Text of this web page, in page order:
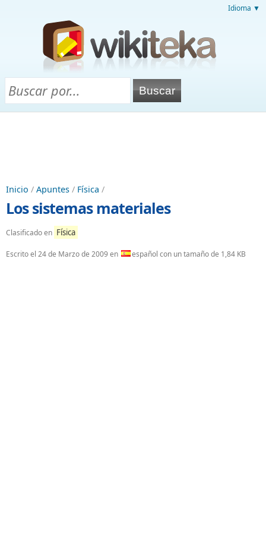
Idioma ▼
Inicio / Apuntes / Física /
Los sistemas materiales
Clasificado en Física
Escrito el 24 de Marzo de 2009en español con un tamaño de 1,84 KB